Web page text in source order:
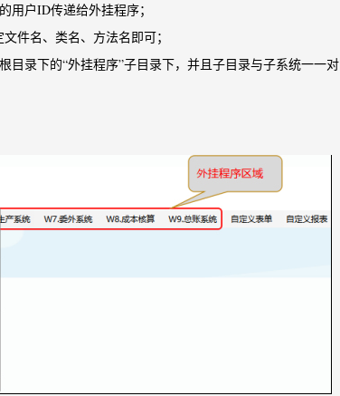
用户ID传递给外挂程序；
件名、类名、方法名即可；
目录下的“外挂程序”子目录下，并且子目录与子系统一一对